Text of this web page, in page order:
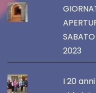
2023
I 20